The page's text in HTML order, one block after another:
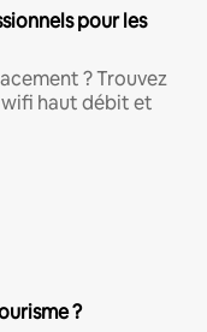
pour les
? Trouvez
wifi haut débit et
?